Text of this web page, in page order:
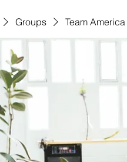
Groups Team America